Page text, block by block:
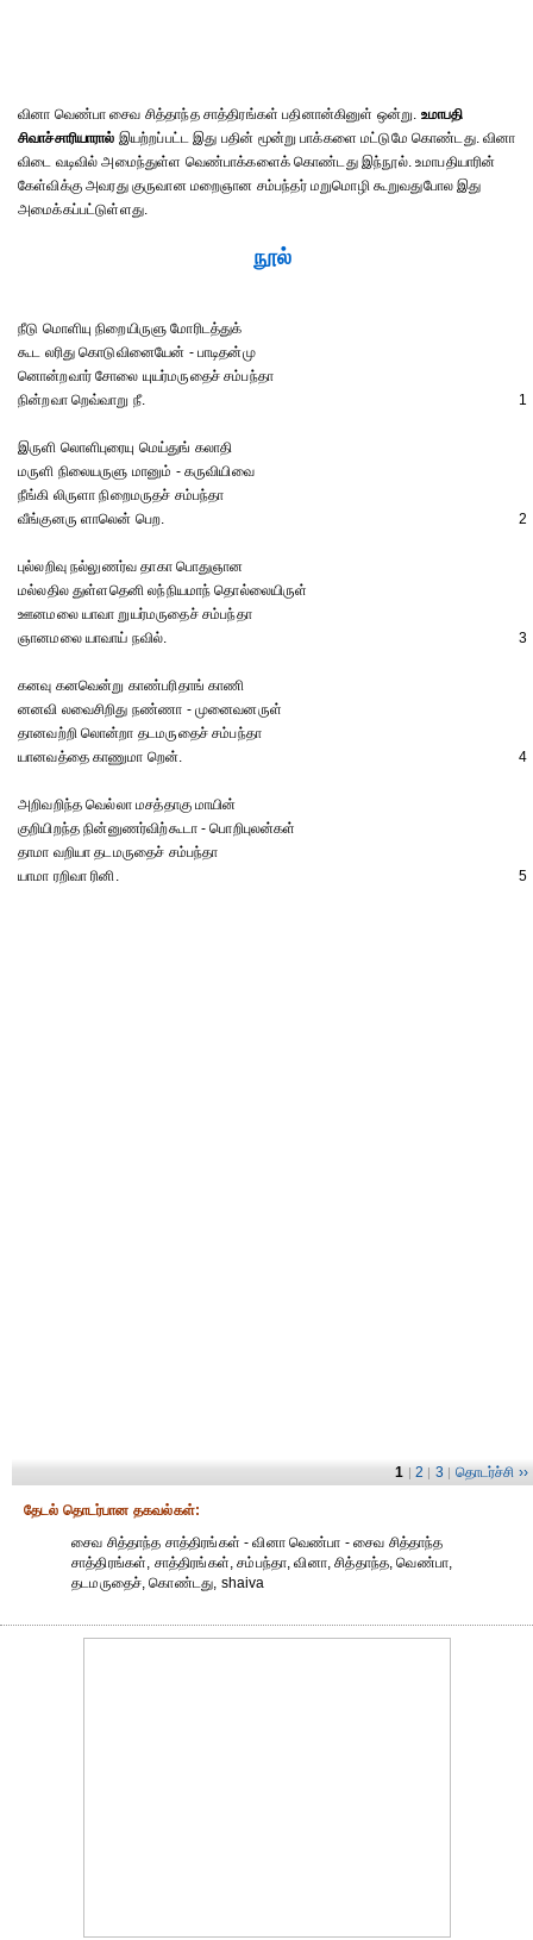
வினா வெண்பா சைவ சித்தாந்த சாத்திரங்கள் பதினான்கினுள் ஒன்று. உமாபதி
சிவாச்சாரியாரால் இயற்றப்பட்ட இது பதின் மூன்று பாக்களை மட்டுமே கொண்டது. வினா
விடை வடிவில் அமைந்துள்ள வெண்பாக்களைக் கொண்டது இந்நூல். உமாபதியாரின்
கேள்விக்கு அவரது குருவான மறைஞான சம்பந்தர் மறுமொழி கூறுவதுபோல இது
அமைக்கப்பட்டுள்ளது.
நூல்
நீடு மொளியு நிறையிருளு மோரிடத்துக்
கூட லரிது கொடுவினையேன் - பாடிதன்மு
னொன்றவார் சோலை யுயர்மருதைச் சம்பந்தா
நின்றவா றெவ்வாறு நீ.
1
இருளி லொளிபுரையு மெய்துங் கலாதி
மருளி நிலையருளு மானும் - கருவியிவை
நீங்கி லிருளா நிறைமருதச் சம்பந்தா
வீங்குனரு ளாலென் பெற.
2
புல்லறிவு நல்லுணர்வ தாகா பொதுஞான
மல்லதில துள்ளதெனி லந்நியமாந் தொல்லையிருள்
ஊனமலை யாவா றுயர்மருதைச் சம்பந்தா
ஞானமலை யாவாய் நவில்.
3
கனவு கனவென்று காண்பரிதாங் காணி
னனவி லவைசிறிது நண்ணா - முனைவனருள்
தானவற்றி லொன்றா தடமருதைச் சம்பந்தா
யானவத்தை காணுமா றென்.
4
அறிவறிந்த வெல்லா மசத்தாகு மாயின்
குறியிறந்த நின்னுணர்விற்கூடா - பொறிபுலன்கள்
தாமா வறியா தடமருதைச் சம்பந்தா
யாமா ரறிவா ரினி.
5
1 | 2 | 3 | தொடர்ச்சி ››
தேட‌ல் தொட‌ர்பான தகவ‌ல்க‌ள்:
சைவ சித்தாந்த சாத்திரங்கள் - வினா வெண்பா - சைவ சித்தாந்த
சாத்திரங்கள், சாத்திரங்கள், சம்பந்தா, வினா, சித்தாந்த, வெண்பா,
தடமருதைச், கொண்டது, shaiva